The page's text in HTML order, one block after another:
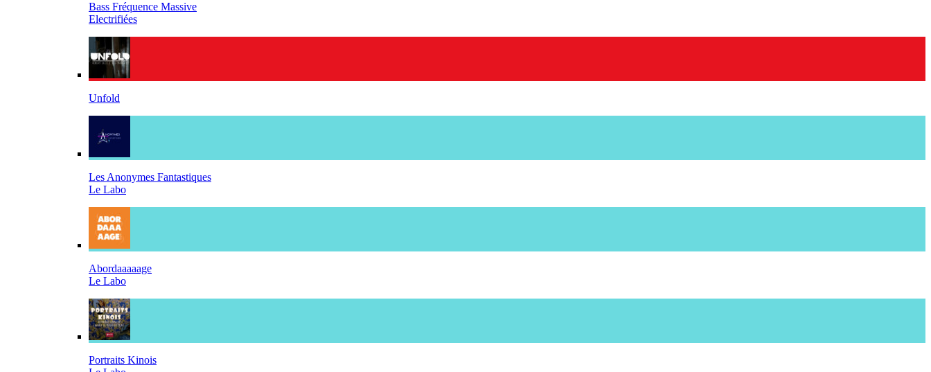
Bass Fréquence Massive
Electrifiées
Unfold
Les Anonymes Fantastiques
Le Labo
Abordaaaaage
Le Labo
Portraits Kinois